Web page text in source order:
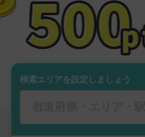
検索エリアを設定しましょう